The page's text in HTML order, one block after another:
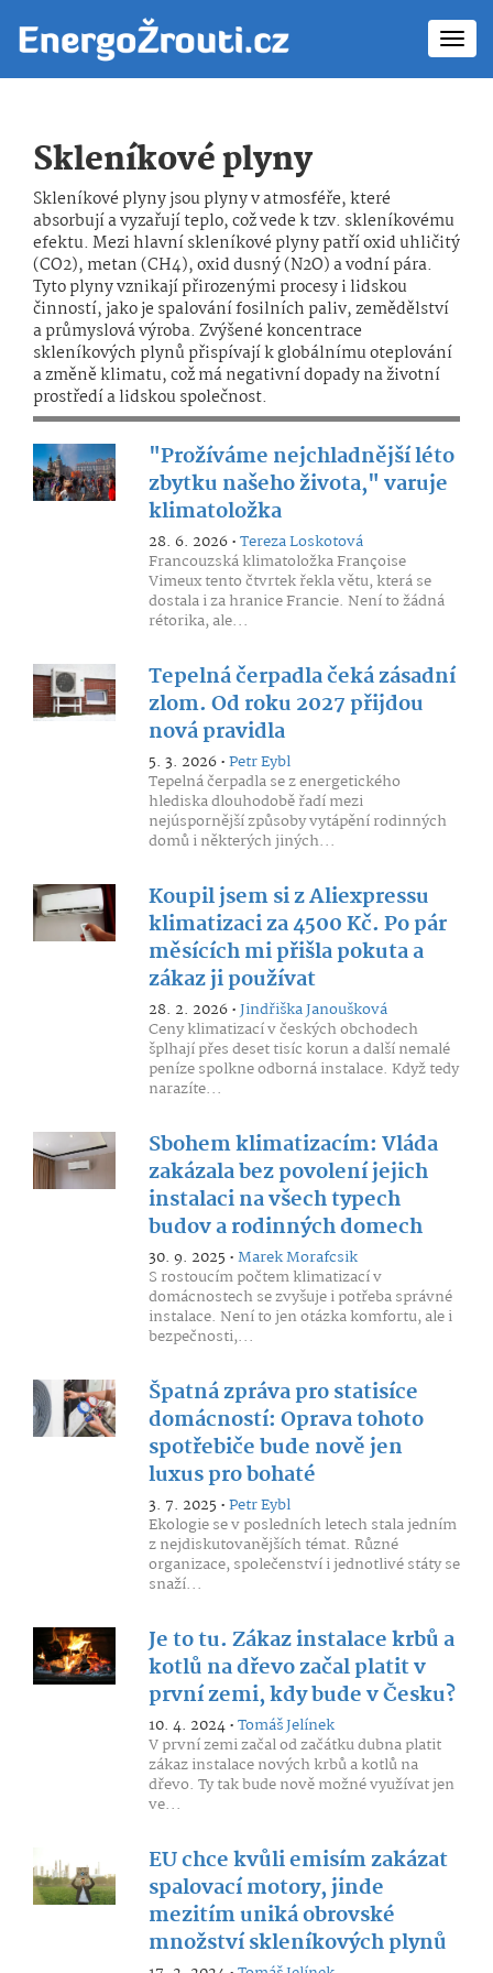
Skleníkové plyny
Skleníkové plyny jsou plyny v atmosféře, které
absorbují a vyzařují teplo, což vede k tzv. skleníkovému
efektu. Mezi hlavní skleníkové plyny patří oxid uhličitý
(CO2), metan (CH4), oxid dusný (N2O) a vodní pára.
Tyto plyny vznikají přirozenými procesy i lidskou
činností, jako je spalování fosilních paliv, zemědělství
a průmyslová výroba. Zvýšené koncentrace
skleníkových plynů přispívají k globálnímu oteplování
a změně klimatu, což má negativní dopady na životní
prostředí a lidskou společnost.
"Prožíváme nejchladnější léto
zbytku našeho života," varuje
klimatoložka
28. 6. 2026 •Tereza Loskotová
Francouzská klimatoložka Françoise
Vimeux tento čtvrtek řekla větu, která se
dostala i za hranice Francie. Není to žádná
rétorika, ale...
Tepelná čerpadla čeká zásadní
zlom. Od roku 2027 přijdou
nová pravidla
5. 3. 2026 •Petr Eybl
Tepelná čerpadla se z energetického
hlediska dlouhodobě řadí mezi
nejúspornější způsoby vytápění rodinných
domů i některých jiných...
Koupil jsem si z Aliexpressu
klimatizaci za 4500 Kč. Po pár
měsících mi přišla pokuta a
zákaz ji používat
28. 2. 2026 •Jindřiška Janoušková
Ceny klimatizací v českých obchodech
šplhají přes deset tisíc korun a další nemalé
peníze spolkne odborná instalace. Když tedy
narazíte...
Sbohem klimatizacím: Vláda
zakázala bez povolení jejich
instalaci na všech typech
budov a rodinných domech
30. 9. 2025 •Marek Morafcsik
S rostoucím počtem klimatizací v
domácnostech se zvyšuje i potřeba správné
instalace. Není to jen otázka komfortu, ale i
bezpečnosti,...
Špatná zpráva pro statisíce
domácností: Oprava tohoto
spotřebiče bude nově jen
luxus pro bohaté
3. 7. 2025 •Petr Eybl
Ekologie se v posledních letech stala jedním
z nejdiskutovanějších témat. Různé
organizace, společenství i jednotlivé státy se
snaží...
Je to tu. Zákaz instalace krbů a
kotlů na dřevo začal platit v
první zemi, kdy bude v Česku?
10. 4. 2024 •Tomáš Jelínek
V první zemi začal od začátku dubna platit
zákaz instalace nových krbů a kotlů na
dřevo. Ty tak bude nově možné využívat jen
ve...
EU chce kvůli emisím zakázat
spalovací motory, jinde
mezitím uniká obrovské
množství skleníkových plynů